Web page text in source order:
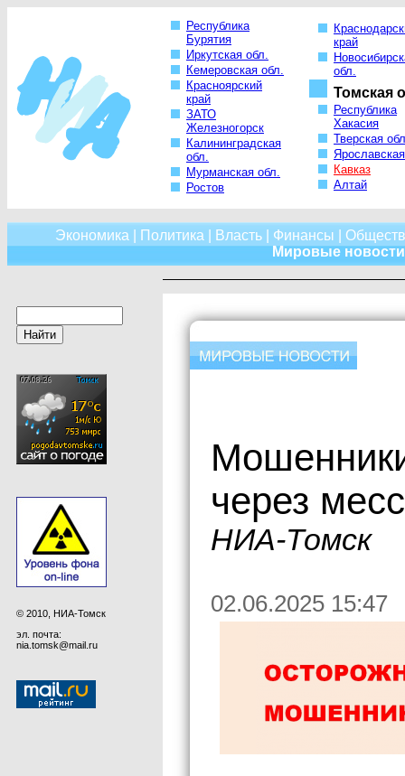
Республика
Бурятия
Иркутская обл.
Кемеровская обл.
Красноярский
край
ЗАТО
Железногорск
Калининградская
обл.
Мурманская обл.
Ростов
край
обл.
Томская
Республика
Хакасия
Тверская
Кавказ
Алтай
Экономика Политика Власть| Финансы
Мировые новости
© 2010, НИА-Томск
эл. почта:
nia.tomsk@mail.ru
через
НИА-Томск
02.06.2025 15:47